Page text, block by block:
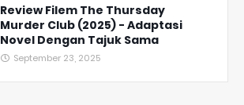
Review Filem The Thursday
Murder Club (2025) - Adaptasi
Novel Dengan Tajuk Sama
September 23, 2025